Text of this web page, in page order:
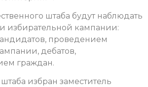
штаба будут наблюдать
избирательной кампании:
проведением
дебатов,
граждан.
избран заместитель